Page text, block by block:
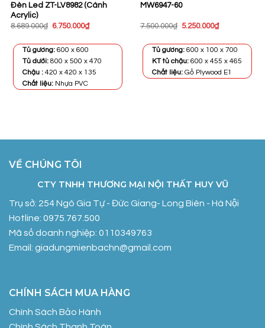
Đèn Led ZT-LV8982 (Cánh
Acrylic)
8.689.000₫ Giá
8.689.000₫.
6.750.000₫Giá
Tủ gương:600 x 600
Tủ dưới: 800 x 500 x 470
Chậu :420 x 420 x 135
Chất liệu: Nhựa PVC
MW6947-60
7.500.000₫ Giá
7.500.000₫.
5.250.000₫Giá
là:
Tủ gương: 600 x 100 x 700
KT tủ chậu:600 x 455 x 465
Chất liệu:Gỗ Plywood E1
VỀ CHÚNG TÔI
CTY TNHH THƯƠNG MẠI NỘI THẤT HUY VŨ
Trụ sở: 254 Ngô Gia Tự - Đức Giang- Long Biên - Hà Nội
Hotline: 0975.767.500
Mã số doanh nghiệp: 0110349763
Email: giadungmienbachn@gmail.com
CHÍNH SÁCH MUA HÀNG
Chính Sách Bảo Hành